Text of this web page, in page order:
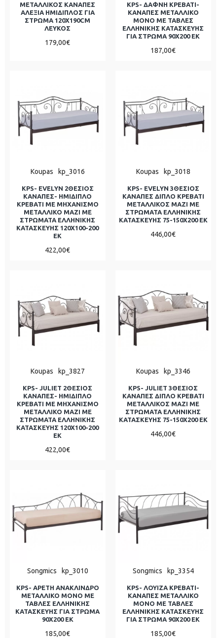
ΜΕΤΑΛΛΙΚΟΣ ΚΑΝΑΠΕΣ
ΑΛΕΞΙΑ ΗΜΙΔΙΠΛΟΣ ΓΙΑ
ΣΤΡΩΜΑ 120Χ190CM
ΛΕΥΚΟΣ
179,00€
KPS- ΔΑΦΝΗ ΚΡΕΒΑΤΙ-
ΚΑΝΑΠΕΣ ΜΕΤΑΛΛΙΚΟ
ΜΟΝΟ ΜΕ ΤΑΒΛΕΣ
ΕΛΛΗΝΙΚΗΣ ΚΑΤΑΣΚΕΥΗΣ
ΓΙΑ ΣΤΡΩΜΑ 90Χ200 ΕΚ
187,00€
Koupas kp_3016
KPS- EVELYN 2ΘΕΣΙΟΣ
ΚΑΝΑΠΕΣ- ΗΜΙΔΙΠΛΟ
ΚΡΕΒΑΤΙ ΜΕ ΜΗΧΑΝΙΣΜΟ
ΜΕΤΑΛΛΙΚΟ ΜΑΖΙ ΜΕ
ΣΤΡΩΜΑΤΑ ΕΛΛΗΝΙΚΗΣ
ΚΑΤΑΣΚΕΥΗΣ 120Χ100-200
ΕΚ
422,00€
Koupas kp_3018
KPS- EVELYN 3ΘΕΣΙΟΣ
ΚΑΝΑΠΕΣ ΔΙΠΛΟ ΚΡΕΒΑΤΙ
ΜΕΤΑΛΛΙΚΟΣ ΜΑΖΙ ΜΕ
ΣΤΡΩΜΑΤΑ ΕΛΛΗΝΙΚΗΣ
ΚΑΤΑΣΚΕΥΗΣ 75-150Χ200 ΕΚ
446,00€
Koupas kp_3827
KPS- JULIET 2ΘΕΣΙΟΣ
ΚΑΝΑΠΕΣ- ΗΜΙΔΙΠΛΟ
ΚΡΕΒΑΤΙ ΜΕ ΜΗΧΑΝΙΣΜΟ
ΜΕΤΑΛΛΙΚΟ ΜΑΖΙ ΜΕ
ΣΤΡΩΜΑΤΑ ΕΛΛΗΝΙΚΗΣ
ΚΑΤΑΣΚΕΥΗΣ 120Χ100-200
ΕΚ
422,00€
Koupas kp_3346
KPS- JULIET 3ΘΕΣΙΟΣ
ΚΑΝΑΠΕΣ ΔΙΠΛΟ ΚΡΕΒΑΤΙ
ΜΕΤΑΛΛΙΚΟΣ ΜΑΖΙ ΜΕ
ΣΤΡΩΜΑΤΑ ΕΛΛΗΝΙΚΗΣ
ΚΑΤΑΣΚΕΥΗΣ 75-150Χ200 ΕΚ
446,00€
Songmics kp_3010
KPS- ΑΡΕΤΗ ΑΝΑΚΛΙΝΔΡΟ
ΜΕΤΑΛΛΙΚΟ ΜΟΝΟ ΜΕ
ΤΑΒΛΕΣ ΕΛΛΗΝΙΚΗΣ
ΚΑΤΑΣΚΕΥΗΣ ΓΙΑ ΣΤΡΩΜΑ
90Χ200 ΕΚ
185,00€
Songmics kp_3354
KPS- ΛΟΥΙΖΑ ΚΡΕΒΑΤΙ-
ΚΑΝΑΠΕΣ ΜΕΤΑΛΛΙΚΟ
ΜΟΝΟ ΜΕ ΤΑΒΛΕΣ
ΕΛΛΗΝΙΚΗΣ ΚΑΤΑΣΚΕΥΗΣ
ΓΙΑ ΣΤΡΩΜΑ 90Χ200 ΕΚ
185,00€